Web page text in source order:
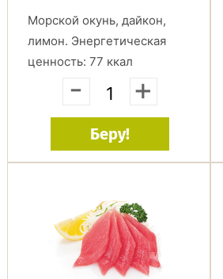
Морской окунь, дайкон,
лимон. Энергетическая
ценность: 77 ккал
- +
Беру!